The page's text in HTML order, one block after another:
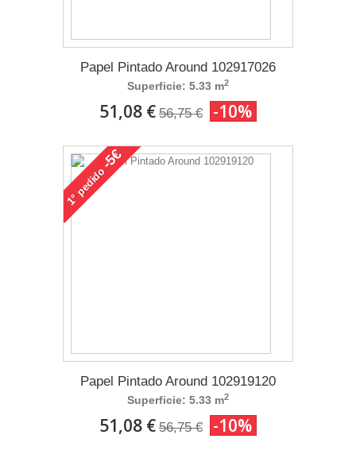
Papel Pintado Around 102917026
Superficie: 5.33 m2
51,08 € 56,75 € -10%
1°
pedido
-5€
Papel Pintado Around 102919120
Superficie: 5.33 m2
51,08 € 56,75 € -10%